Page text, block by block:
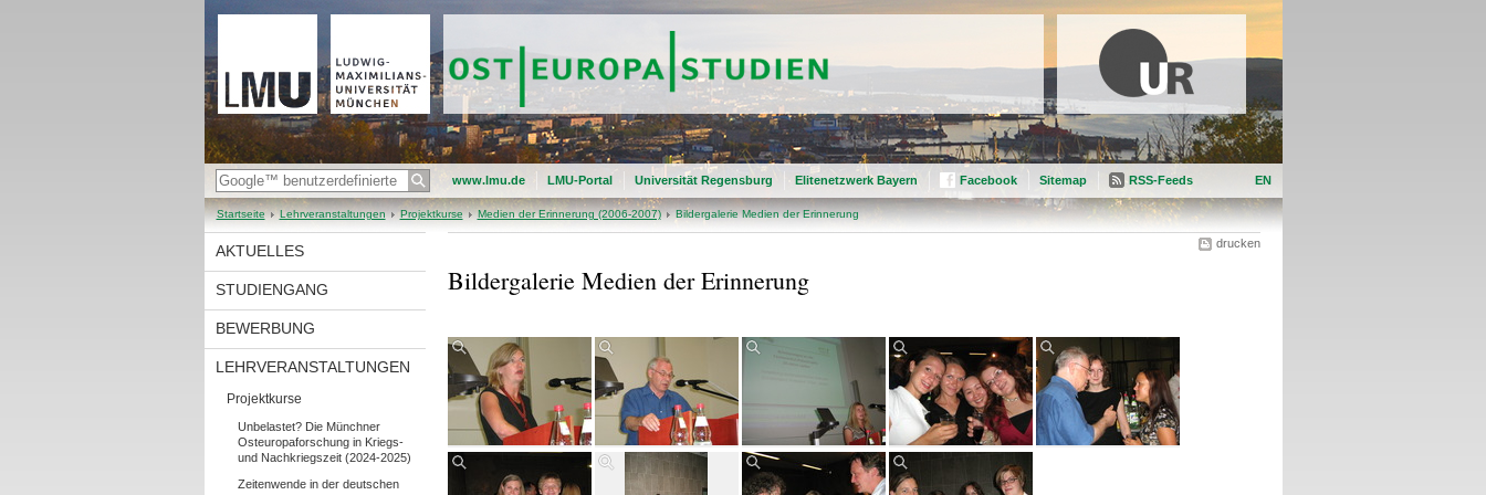
www.lmu.de LMU-Portal Universität Regensburg Elitenetzwerk Bayern Facebook Sitemap RSS-Feeds EN
Startseite Lehrveranstaltungen Projektkurse Medien der Erinnerung (2006-2007) Bildergalerie Medien der Erinnerung
AKTUELLES
STUDIENGANG
BEWERBUNG
LEHRVERANSTALTUNGEN
Projektkurse
Unbelastet? Die Münchner
Osteuropaforschung in Kriegs-
und Nachkriegszeit (2024-2025)
Zeitenwende in der deutschen
drucken
Bildergalerie Medien der Erinnerung